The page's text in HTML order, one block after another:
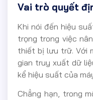
Vai trò quyết
Khi nói đến hiệu
trọng trong việc
thiết bị lưu trữ. Với
gian truy xuất dữ
kể hiệu suất của
Chẳng hạn, trong